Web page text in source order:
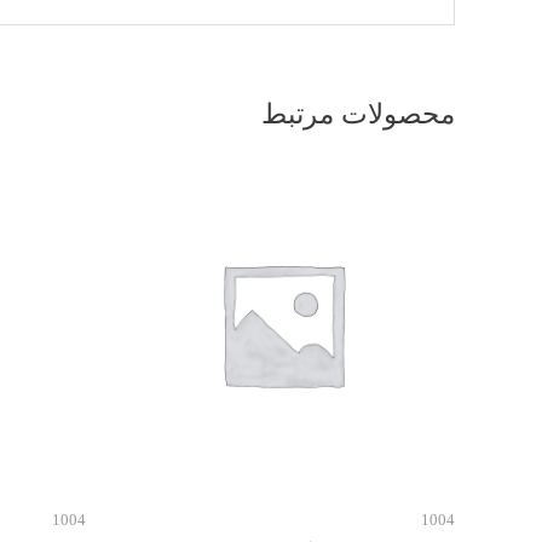
محصولات مرتبط
1004
1004